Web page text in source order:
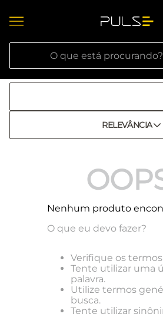
O que está procurando?
RELEVÂNCIA
Nenhum produto
O que eu devo fazer?
Verifique os
Tente utilizar uma
palavra.
Utilize termos
busca.
Tente utilizar